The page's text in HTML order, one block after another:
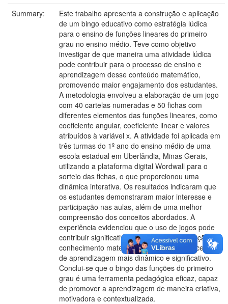
Summary:
Este trabalho apresenta a construção e aplicação
de um bingo educativo como estratégia lúdica
para o ensino de funções lineares do primeiro
grau no ensino médio. Teve como objetivo
investigar de que maneira uma atividade lúdica
pode contribuir para o processo de ensino e
aprendizagem desse conteúdo matemático,
promovendo maior engajamento dos estudantes.
A metodologia envolveu a elaboração de um jogo
com 40 cartelas numeradas e 50 fichas com
diferentes elementos das funções lineares, como
coeficiente angular, coeficiente linear e valores
atribuídos à variável x. A atividade foi aplicada em
três turmas do 1º ano do ensino médio de uma
escola estadual em Uberlândia, Minas Gerais,
utilizando a plataforma digital Wordwall para o
sorteio das fichas, o que proporcionou uma
dinâmica interativa. Os resultados indicaram que
os estudantes demonstraram maior interesse e
participação nas aulas, além de uma melhor
compreensão dos conceitos abordados. A
experiência evidenciou que o uso de jogos pode
contribuir significativamente para a construção do
conhecimento matemático, tornando o processo
de aprendizagem mais dinâmico e significativo.
Conclui-se que o bingo das funções do primeiro
grau é uma ferramenta pedagógica eficaz, capaz
de promover a aprendizagem de maneira criativa,
motivadora e contextualizada.